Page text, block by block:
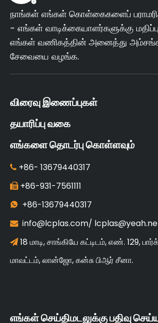
நாங்கள் எங்கள் கொள்கைகளைப்
- எங்கள் வாடிக்கையாளர்களுக்கு
எங்கள் வணிகத்தின் அனைத்து
சேவையை வழங்க.
விரைவு இணைப்புகள்
தயாரிப்பு வகை
எங்களை தொடர்பு கொள்ளவும்
 +86- 13679440317
 +86-931-7561111
 +86-13679440317
 info@lcplas.com/
 18 மாடி, சாங்கியே கட்டிடம், எண். 129,
மாவட்டம், லான்ஜோ, கன்சு பிஆர் சீனா.
எங்கள் செய்திமடலுக்கு பதிவு